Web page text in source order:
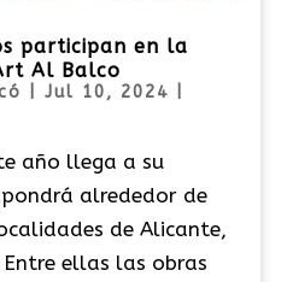
participan en la
Al Balco
Jul 10, 2024
año llega a su
alrededor de
de Alicante,
ellas las obras